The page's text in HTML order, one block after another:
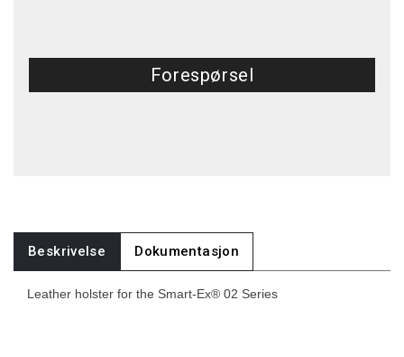
Forespørsel
Beskrivelse Dokumentasjon
Leather holster for the Smart-Ex® 02 Series